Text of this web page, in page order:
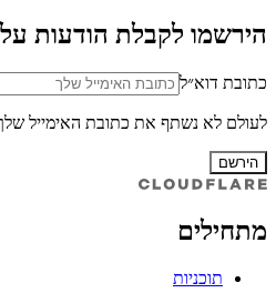
הירשמו לקבלת הודעות
כתובת דוא״ל
לעולם לא נשתף את כתובת האימייל
הירשם
מתחילים
תוכניות